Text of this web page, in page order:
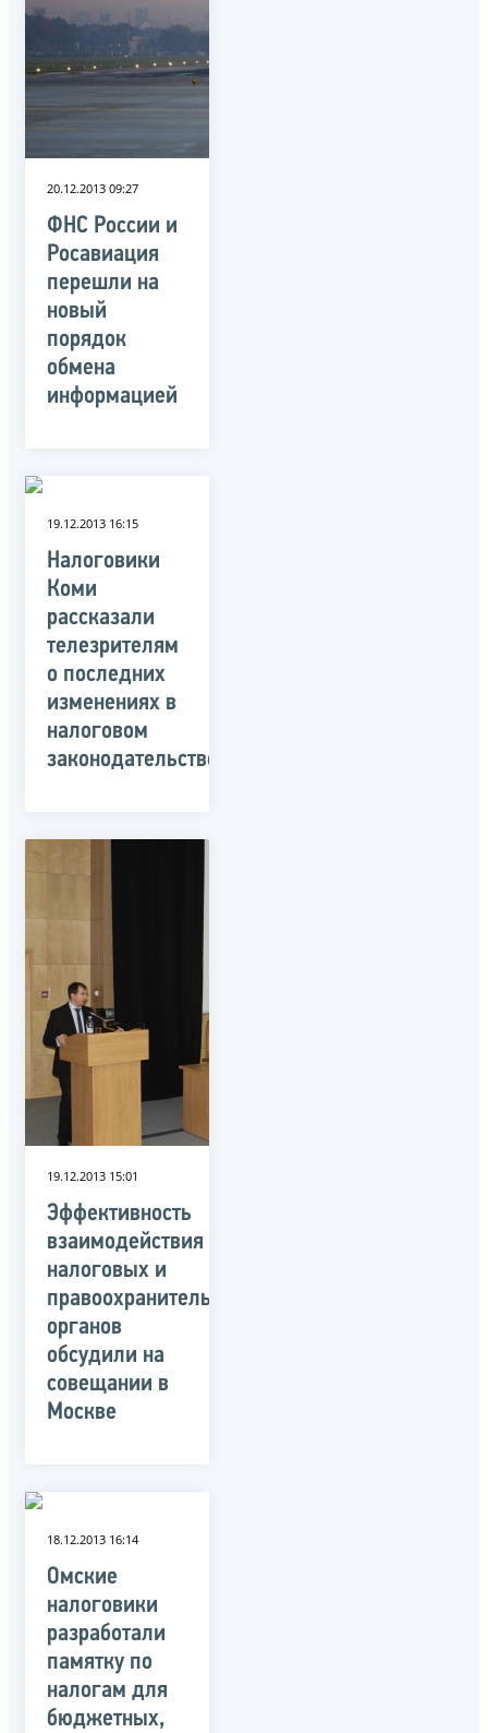
20.12.2013 09:27
ФНС России и
Росавиация
перешли на
новый
порядок
обмена
информацией
19.12.2013 16:15
Налоговики
Коми
рассказали
телезрителям
о последних
изменениях в
налоговом
законодательстве
19.12.2013 15:01
Эффективность
взаимодействия
налоговых и
правоохранительных
органов
обсудили на
совещании в
Москве
18.12.2013 16:14
Омские
налоговики
разработали
памятку по
налогам для
бюджетных,